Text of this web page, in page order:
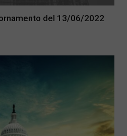
del 13/06/2022